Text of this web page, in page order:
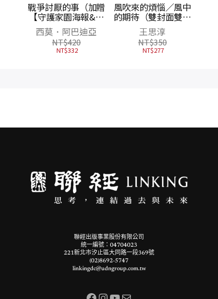
戰爭討厭的事（加贈
【守護家園海報&吳
宜蓉╳諶淑婷精彩導
讀】）
西莫．阿巴迪亞
NT$420
NT$332
風吹來的煩惱／風中
的期待（雙封面雙主
線故事，帶你看穿人
際互動盲點，找到解
方）
王思淳
NT$350
NT$277
聯經出版事業股份有限公司
統一編號：04704023
221新北市汐止區大同路一段369號
(02)8692-5747
linkingdc@udngroup.com.tw